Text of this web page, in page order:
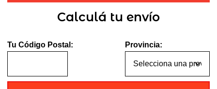
Calculá tu envío
Tu Código Postal: Provincia: